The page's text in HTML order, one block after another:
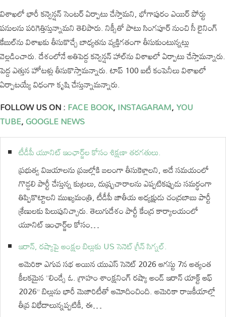
విశాఖలో భారీ కన్వెన్షన్ సెంటర్ ఏర్పాటు చేస్తామని, భోగాపురం ఎయిర్ పోర్టు
పనులను పరిగెత్తిస్తున్నామని తెలిపారు. నిక్సీతో పాటు సింగపూర్ నుంచి సీ లైనింగ్
కేబుల్‌ను విశాఖకు తీసుకొచ్చే బాధ్యతను వ్యక్తిగతంగా తీసుకుంటున్నట్లు
వెల్లడించారు. దేశంలోనే అతిపెద్ద కన్వెన్షన్ హాల్‌ను విశాఖలో ఏర్పాటు చేస్తామన్నారు.
పెద్ద ఎత్తున హోటళ్లు తీసుకొస్తామన్నారు. టాప్ 100 ఐటీ కంపెనీలు విశాఖలో
ఏర్పాటయ్యే విధంగా కృషి చేస్తున్నామన్నారు.
FOLLOW US ON :FACE BOOK,INSTAGARAM,YOU
TUBE,GOOGLE NEWS
టీడీపీ యూనిట్ ఇంఛార్జ్‌ల కోసం శిక్షణా తరగతులు.
ప్రభుత్వ విజయాలను ప్రజల్లోకి బలంగా తీసుకెళ్లాలని, అదే సమయంలో
గొడ్డలి పార్టీ చేస్తున్న కుట్రలు, దుష్ప్రచారాలను ఎప్పటికప్పుడు సమర్థంగా
తిప్పికొట్టాలని ముఖ్యమంత్రి, టీడీపీ జాతీయ అధ్యక్షుడు చంద్రబాబు పార్టీ
శ్రేణులకు పిలుపునిచ్చారు. తెలుగుదేశం పార్టీ కేంద్ర కార్యాలయంలో
యూనిట్ ఇంఛార్జ్‌ల కోసం…
ఇరాన్, రష్యాపై ఆంక్షల బిల్లుకు US సెనెట్ గ్రీన్ సిగ్నల్.
అమెరికా ఎగువ సభ అయిన యుఎస్ సెనెట్ 2026 ఆగస్టు 7న అత్యంత
కీలకమైన “లిండ్సే ఓ. గ్రాహం శాంక్షనింగ్ రష్యా అండ్ ఇరాన్ యాక్ట్ ఆఫ్
2026” బిల్లును భారీ మెజారిటీతో ఆమోదించింది. అమెరికా రాజకీయాల్లో
తీవ్ర విభేదాలున్నప్పటికీ, ఈ…